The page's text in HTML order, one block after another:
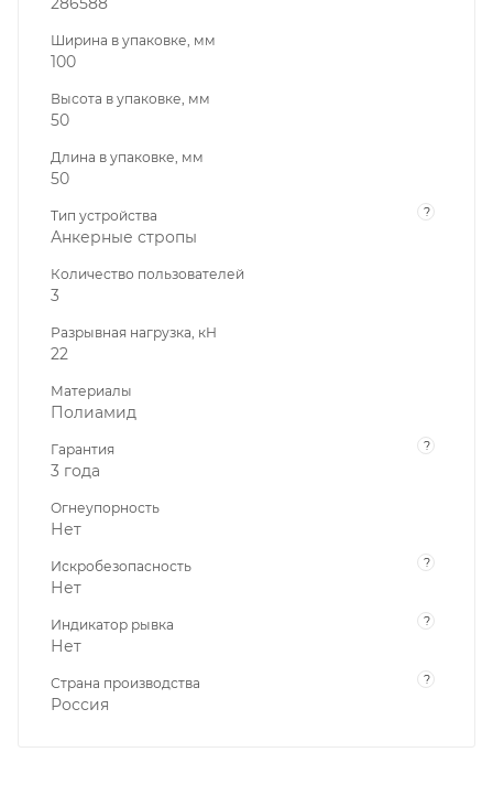
Ширина в упаковке, мм
100
Высота в упаковке, мм
50
Длина в упаковке, мм
50
Тип устройства ?
Анкерные стропы
Количество пользователей
3
Разрывная нагрузка, кН
22
Материалы
Полиамид
Гарантия ?
3 года
Огнеупорность
Нет
Искробезопасность ?
Нет
Индикатор рывка ?
Нет
Страна производства ?
Россия